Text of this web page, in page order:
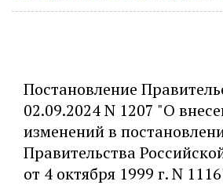
Постановление
02.09.2024 N 1207 "О
изменений в
Правительства
от 4 октября 1999 г. N